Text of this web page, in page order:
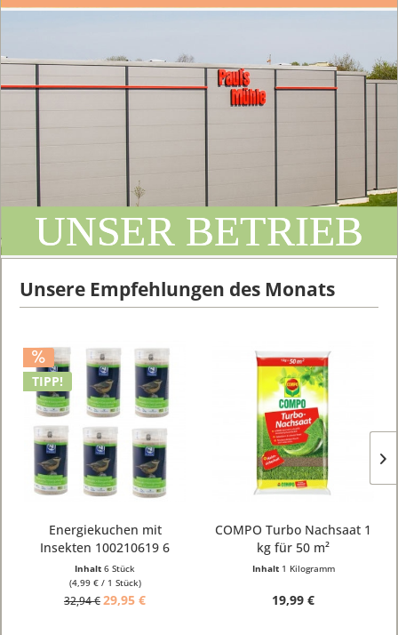
UNSER BETRIEB
Unsere Empfehlungen des Monats
COMPO Turbo Nachsaat 1
kg für 50 m²
Inhalt1 Kilogramm
19,99 €
Meisenring XXL 1 Stück
250 g
Inhalt1 Stück
1,80 €